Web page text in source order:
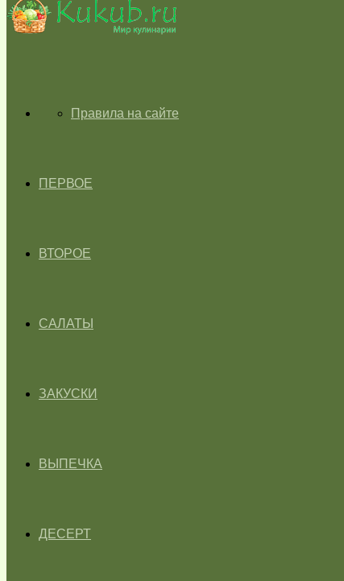
skin
ГЛАВНАЯПравила на сайте
ПЕРВОЕ
ВТОРОЕ
САЛАТЫ
ЗАКУСКИ
ВЫПЕЧКА
ДЕСЕРТ